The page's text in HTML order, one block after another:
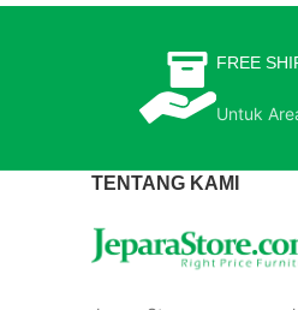
FREE
Untuk
TENTANG KAMI